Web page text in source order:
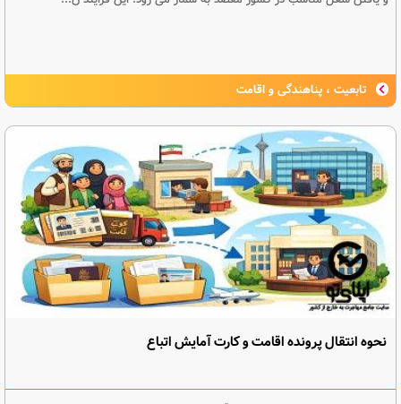
تابعیت ، پناهندگی و اقامت
نحوه انتقال پرونده اقامت و کارت آمایش اتباع